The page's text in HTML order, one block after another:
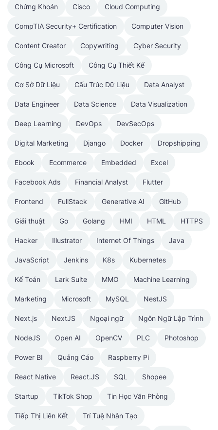
Chứng Khoán Cisco Cloud Computing
CompTIA Security+ Certification Computer Vision
Content Creator Copywriting Cyber Security
Công Cụ Microsoft Công Cụ Thiết Kế
Cơ Sở Dữ Liệu Cấu Trúc Dữ Liệu Data Analyst
Data Engineer Data Science Data Visualization
Deep Learning DevOps DevSecOps
Digital Marketing Django Docker Dropshipping
Ebook Ecommerce Embedded Excel
Facebook Ads Financial Analyst Flutter
Frontend FullStack Generative AI GitHub
Giải thuật Go Golang HMI HTML HTTPS
Hacker Illustrator Internet Of Things Java
JavaScript Jenkins K8s Kubernetes
Kế Toán Lark Suite MMO Machine Learning
Marketing Microsoft MySQL NestJS
Next.js NextJS Ngoại ngữ Ngôn Ngữ Lập Trình
NodeJS Open AI OpenCV PLC Photoshop
Power BI Quảng Cáo Raspberry Pi
React Native React.JS SQL Shopee
Startup TikTok Shop Tin Học Văn Phòng
Tiếp Thị Liên Kết Trí Tuệ Nhân Tạo